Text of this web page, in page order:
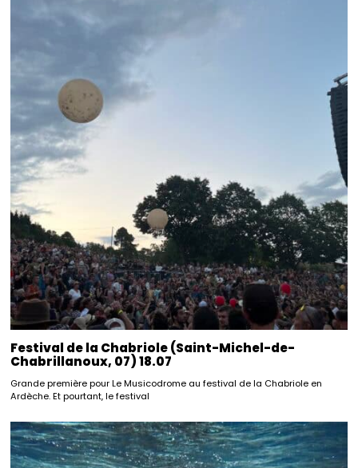
Festival de la Chabriole (Saint-Michel-de-
Chabrillanoux, 07) 18.07
Grande première pour Le Musicodrome au festival de la Chabriole en
Ardèche. Et pourtant, le festival